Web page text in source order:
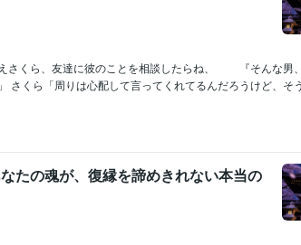
さくら、友達に彼のことを相談したらね、 『そんな男
さくら「周りは心配して言ってくれてるんだろうけど、そ
たの魂が、復縁を諦めきれない本当の